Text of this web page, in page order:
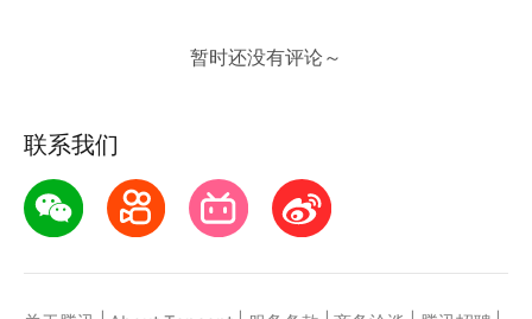
联系我们